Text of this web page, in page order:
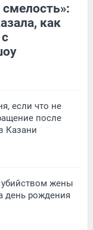
как
если что не
после
Казани
убийством жены
день рождения